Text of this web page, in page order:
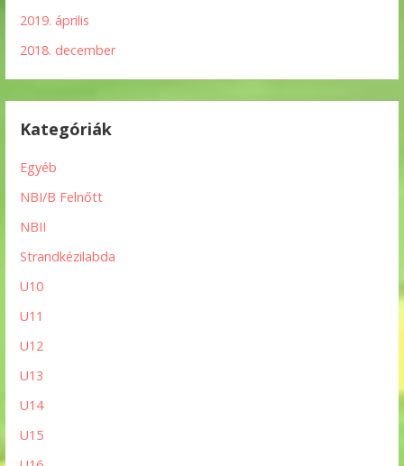
2019. április
2018. december
Kategóriák
Egyéb
NBI/B Felnőtt
NBII
Strandkézilabda
U10
U11
U12
U13
U14
U15